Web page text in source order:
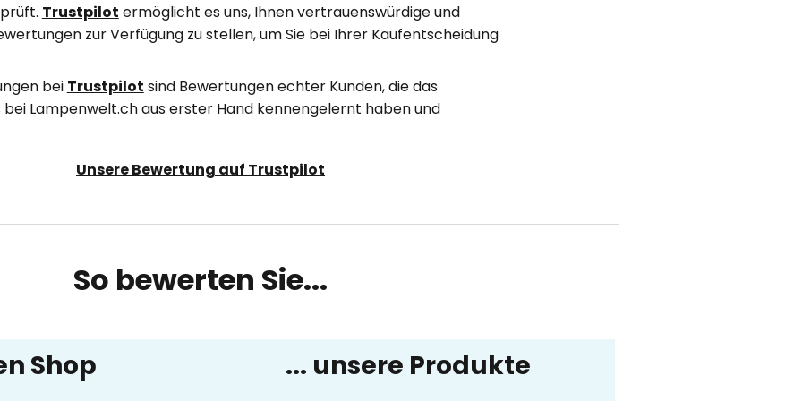
Trustpilot ermöglicht es uns, Ihnen vertrauenswürdige und
zur Verfügung zu stellen, um Sie bei Ihrer Kaufentscheidung
bei Trustpilot sind Bewertungen echter Kunden, die das
bei Lampenwelt.ch aus erster Hand kennengelernt haben und
Unsere Bewertung auf Trustpilot
So bewerten Sie...
Shop ... unsere Produkte